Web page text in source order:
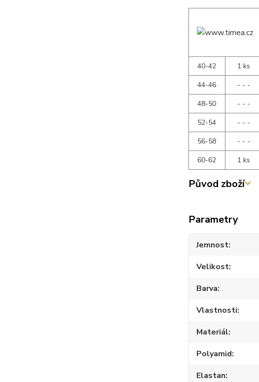
40-42
1 ks
44-46
- - -
48-50
- - -
52-54
- - -
56-58
- - -
60-62
1 ks
Původ zboží
Parametry
Jemnost
Velikost
Barva
Vlastnosti
Materiál
Polyamid
Elastan